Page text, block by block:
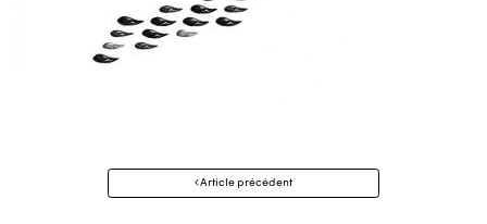
Navigation
Article précédent